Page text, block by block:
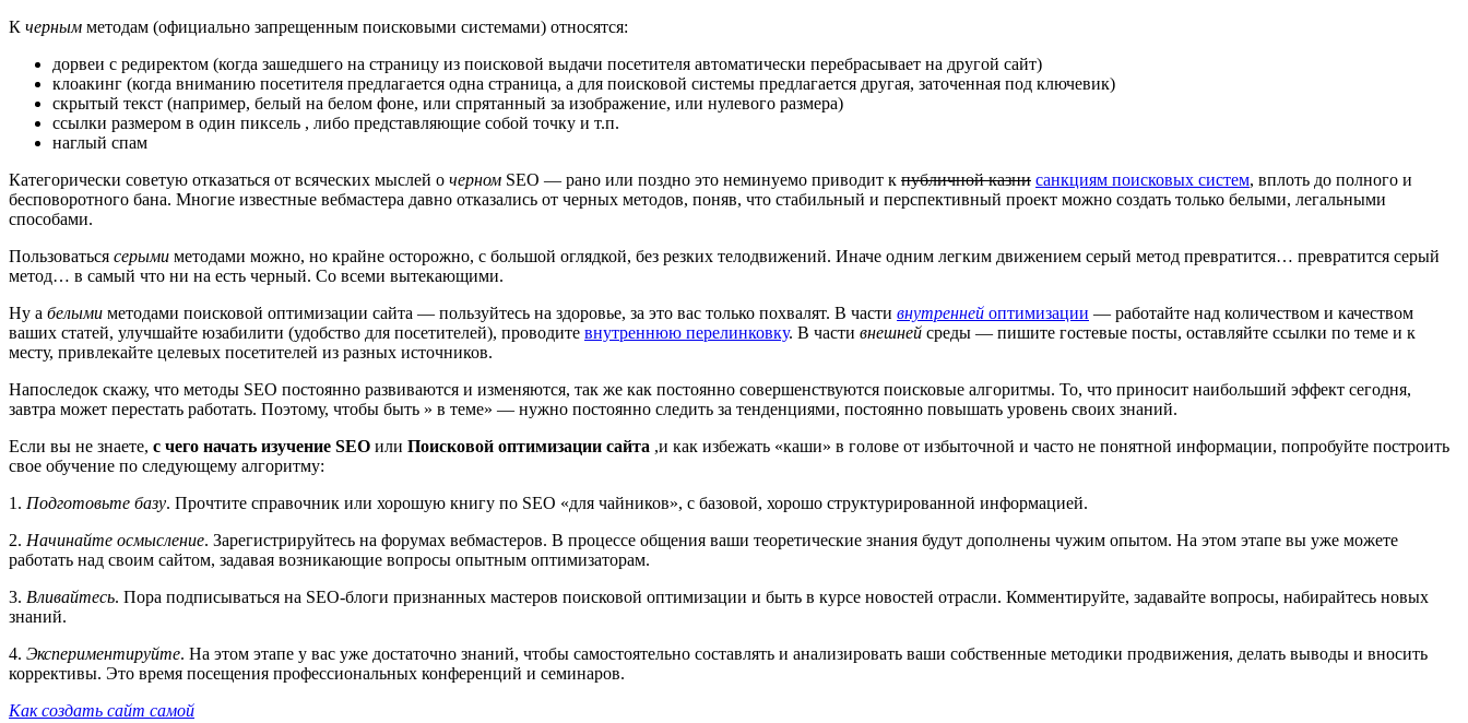
К черным методам (официально запрещенным поисковыми системами) относятся:
дорвеи с редиректом (когда зашедшего на страницу из поисковой выдачи посетителя автоматически перебрасывает на другой сайт)
клоакинг (когда вниманию посетителя предлагается одна страница, а для поисковой системы предлагается другая, заточенная под ключевик)
скрытый текст (например, белый на белом фоне, или спрятанный за изображение, или нулевого размера)
ссылки размером в один пиксель , либо представляющие собой точку и т.п.
наглый спам
Категорически советую отказаться от всяческих мыслей о черном SEO — рано или поздно это неминуемо приводит к публичной казни санкциям поисковых систем, вплоть до полного и
бесповоротного бана. Многие известные вебмастера давно отказались от черных методов, поняв, что стабильный и перспективный проект можно создать только белыми, легальными
способами.
Пользоваться серыми методами можно, но крайне осторожно, с большой оглядкой, без резких телодвижений. Иначе одним легким движением серый метод превратится… превратится серый
метод… в самый что ни на есть черный. Со всеми вытекающими.
Ну а белыми методами поисковой оптимизации сайта — пользуйтесь на здоровье, за это вас только похвалят. В части внутренней оптимизации — работайте над количеством и качеством
ваших статей, улучшайте юзабилити (удобство для посетителей), проводите внутреннюю перелинковку. В части внешней среды — пишите гостевые посты, оставляйте ссылки по теме и к
месту, привлекайте целевых посетителей из разных источников.
Напоследок скажу, что методы SEO постоянно развиваются и изменяются, так же как постоянно совершенствуются поисковые алгоритмы. То, что приносит наибольший эффект сегодня,
завтра может перестать работать. Поэтому, чтобы быть » в теме» — нужно постоянно следить за тенденциями, постоянно повышать уровень своих знаний.
Если вы не знаете, с чего начать изучение SEO или Поисковой оптимизации сайта ,и как избежать «каши» в голове от избыточной и часто не понятной информации, попробуйте построить
свое обучение по следующему алгоритму:
1. Подготовьте базу. Прочтите справочник или хорошую книгу по SEO «для чайников», с базовой, хорошо структурированной информацией.
2. Начинайте осмысление. Зарегистрируйтесь на форумах вебмастеров. В процессе общения ваши теоретические знания будут дополнены чужим опытом. На этом этапе вы уже можете
работать над своим сайтом, задавая возникающие вопросы опытным оптимизаторам.
3. Вливайтесь. Пора подписываться на SEO-блоги признанных мастеров поисковой оптимизации и быть в курсе новостей отрасли. Комментируйте, задавайте вопросы, набирайтесь новых
знаний.
4. Экспериментируйте. На этом этапе у вас уже достаточно знаний, чтобы самостоятельно составлять и анализировать ваши собственные методики продвижения, делать выводы и вносить
коррективы. Это время посещения профессиональных конференций и семинаров.
Как создать сайт самой